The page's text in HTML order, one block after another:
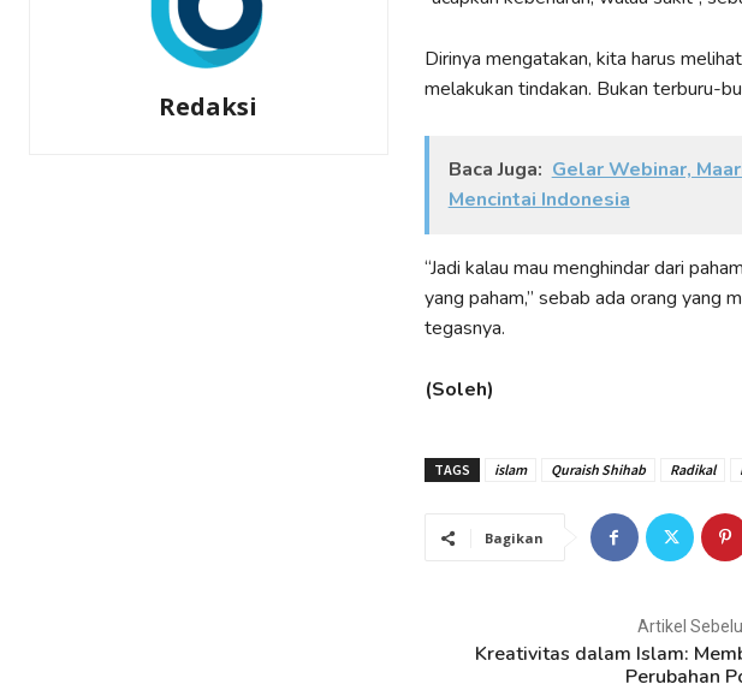
Redaksi
Dirinya mengatakan, kita harus
melakukan tindakan. Bukan terburu-
Baca Juga: Gelar Webinar,
Mencintai Indonesia
“Jadi kalau mau menghindar dari
yang paham,” sebab ada orang yang
tegasnya.
(Soleh)
TAGS islam Quraish Shihab Radikal
Bagikan
Artikel
Kreativitas dalam Islam:
Perubahan